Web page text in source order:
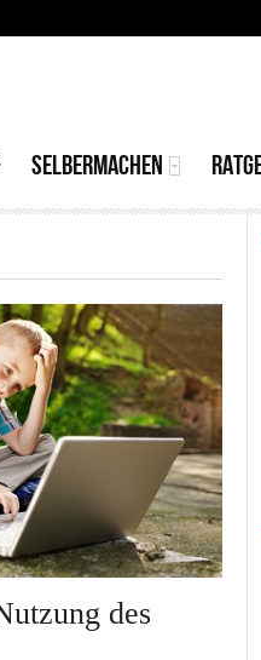
MAINMENU
SELBERMACHEN
des